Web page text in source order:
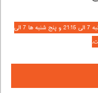
مجموعه آکادمی کارن ویژه بانوان از شنبه تا چهارشنبه 7 الی 21:15 و پنج شنبه ها 7 الی